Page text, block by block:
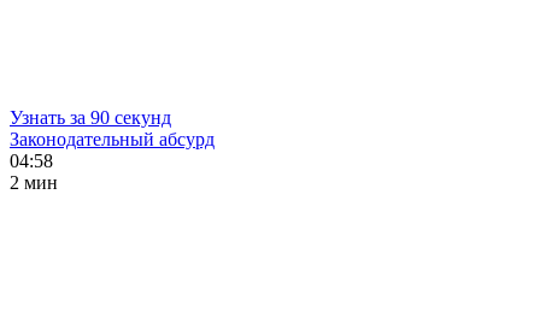
Узнать за 90 секунд
Законодательный абсурд
04:58
2 мин